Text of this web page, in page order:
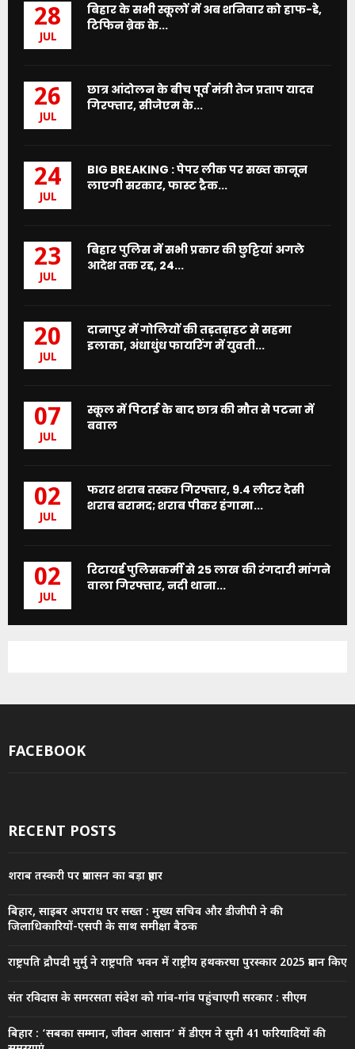
28
JUL
बिहार के सभी स्कूलों में अब शनिवार को हाफ-डे,
टिफिन ब्रेक के...
26
JUL
छात्र आंदोलन के बीच पूर्व मंत्री तेज प्रताप यादव
गिरफ्तार, सीजेएम के...
24
JUL
BIG BREAKING : पेपर लीक पर सख्त कानून
लाएगी सरकार, फास्ट ट्रैक...
23
JUL
बिहार पुलिस में सभी प्रकार की छुट्टियां अगले
आदेश तक रद्द, 24...
20
JUL
दानापुर में गोलियों की तड़तड़ाहट से सहमा
इलाका, अंधाधुंध फायरिंग में युवती...
07
JUL
स्कूल में पिटाई के बाद छात्र की मौत से पटना में
बवाल
02
JUL
फरार शराब तस्कर गिरफ्तार, 9.4 लीटर देसी
शराब बरामद; शराब पीकर हंगामा...
02
JUL
रिटायर्ड पुलिसकर्मी से 25 लाख की रंगदारी मांगने
वाला गिरफ्तार, नदी थाना...
FACEBOOK
RECENT POSTS
शराब तस्करी पर प्रशासन का बड़ा प्रहार
बिहार, साइबर अपराध पर सख्त : मुख्य सचिव और डीजीपी ने की
जिलाधिकारियों-एसपी के साथ समीक्षा बैठक
राष्ट्रपति द्रौपदी मुर्मु ने राष्ट्रपति भवन में राष्ट्रीय हथकरघा पुरस्कार 2025 प्रदान किए
संत रविदास के समरसता संदेश को गांव-गांव पहुंचाएगी सरकार : सीएम
बिहार : ‘सबका सम्मान, जीवन आसान’ में डीएम ने सुनी 41 फरियादियों की